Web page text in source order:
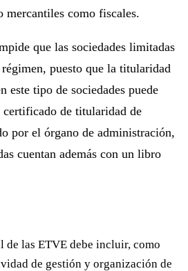
mercantiles como fiscales.
que las sociedades limitadas
régimen, puesto que la titularidad
este tipo de sociedades puede
certificado de titularidad de
por el órgano de administración,
cuentan además con un libro
de las ETVE debe incluir, como
de gestión y organización de